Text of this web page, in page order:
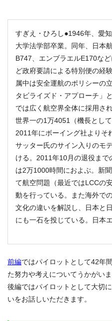
すぎえ・ひろし●1946年、愛
大学法学部卒業。同年、日本
B747、エンブラエルE170な
ど政府要請による特別便の経
属中は安全運航のポリシーの
タビライズド・アプローチ」
では広く航空界全体に採用さ
世界一の1万4051（機長とし
2011年にボーイング社よりそ
サッター氏のサイン入りのモ
ける。2011年10月の退役まで
は2万1000時間におよぶ。新
て航空問題（最近ではLCCの
動を行っている。また海外で
文化の違いを解説し、日本と
にも一石を投じている。日本
前編ではパイロットとして42年
た努力や考えについてうかがいま
後編ではパイロットとして大切
いをお話しいただきます。